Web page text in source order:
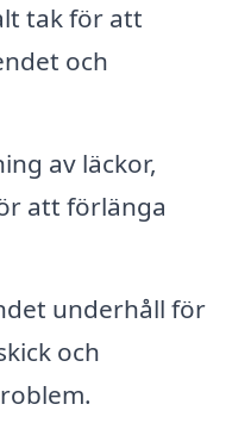
tak för att
och
av läckor,
att förlänga
underhåll för
och